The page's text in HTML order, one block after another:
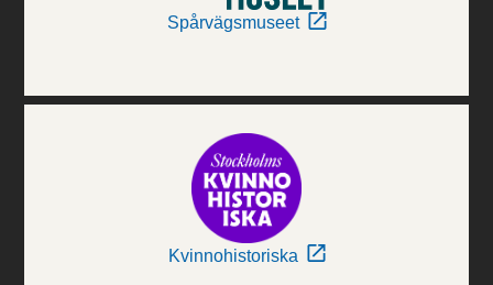
Spårvägsmuseet
Kvinnohistoriska